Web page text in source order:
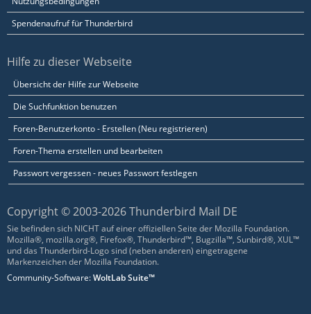
Spendenaufruf für Thunderbird
Hilfe zu dieser Webseite
Übersicht der Hilfe zur Webseite
Die Suchfunktion benutzen
Foren-Benutzerkonto - Erstellen (Neu registrieren)
Foren-Thema erstellen und bearbeiten
Passwort vergessen - neues Passwort festlegen
Copyright © 2003-2026 Thunderbird Mail DE
Sie befinden sich NICHT auf einer offiziellen Seite der Mozilla Foundation.
Mozilla®, mozilla.org®, Firefox®, Thunderbird™, Bugzilla™, Sunbird®, XUL™
und das Thunderbird-Logo sind (neben anderen) eingetragene
Markenzeichen der Mozilla Foundation.
Community-Software:WoltLab Suite™